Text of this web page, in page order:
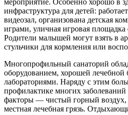
инфраструктура для детей:
видеозал, организована детская
играми, уличная игровая площадка
Родители малышей могут взять в
стульчики для кормления или
Многопрофильный санаторий
оборудованием, хорошей лечебной
лабораториями. Наряду с этим
профилактике многих
факторы — чистый горный воздух,
местная лечебная грязь.